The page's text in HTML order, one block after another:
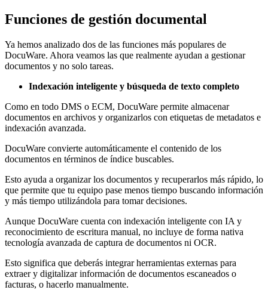
Funciones de gestión documental
Ya hemos analizado dos de las funciones más populares de
DocuWare. Ahora veamos las que realmente ayudan a gestionar
documentos y no solo tareas.
Indexación inteligente y búsqueda de texto completo
Como en todo DMS o ECM, DocuWare permite almacenar
documentos en archivos y organizarlos con etiquetas de metadatos e
indexación avanzada.
DocuWare convierte automáticamente el contenido de los
documentos en términos de índice buscables.
Esto ayuda a organizar los documentos y recuperarlos más rápido, lo
que permite que tu equipo pase menos tiempo buscando información
y más tiempo utilizándola para tomar decisiones.
Aunque DocuWare cuenta con indexación inteligente con IA y
reconocimiento de escritura manual, no incluye de forma nativa
tecnología avanzada de captura de documentos ni OCR.
Esto significa que deberás integrar herramientas externas para
extraer y digitalizar información de documentos escaneados o
facturas, o hacerlo manualmente.